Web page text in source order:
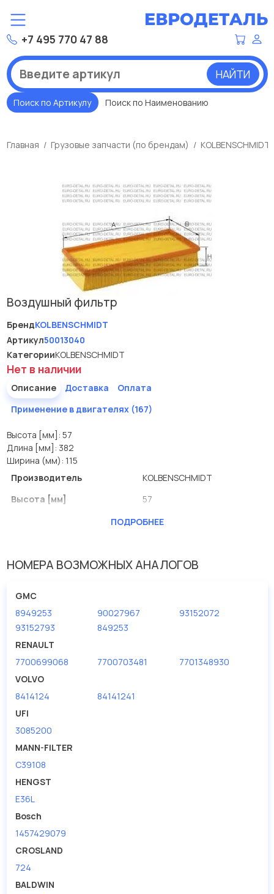
+7 495 770 47 88
НАЙТИ
Поиск по Артикулу Поиск по Наименованию
Главная Грузовые запчасти (по брендам) KOLBENSCHMIDT
Воздушный фильтр
БрендKOLBENSCHMIDT
Артикул50013040
КатегорииKOLBENSCHMIDT
Нет в наличии
Описание Доставка
Оплата
Применение в двигателях (167)
Высота [мм]: 57
Длина [мм]: 382
Ширина (мм): 115
Производитель
KOLBENSCHMIDT
Высота [мм]
57
382
ПОДРОБНЕЕ
НОМЕРА ВОЗМОЖНЫХ АНАЛОГОВ
GMC
8949253
90027967
93152072
93152793
849253
RENAULT
7700699068
7700703481
7701348930
VOLVO
8414124
84141241
UFI
3085200
MANN-FILTER
C39108
HENGST
E36L
Bosch
1457429079
CROSLAND
724
BALDWIN